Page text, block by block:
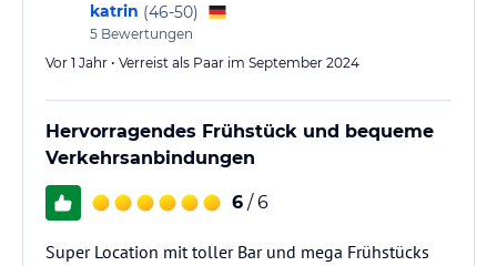
katrin (46-50)
5 Bewertungen
Vor 1 Jahr • Verreist als Paar im September 2024
Hervorragendes Frühstück und bequeme
Verkehrsanbindungen
6 / 6
Super Location mit toller Bar und mega Frühstücks